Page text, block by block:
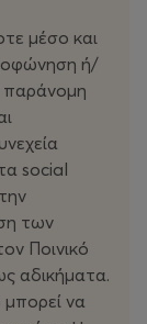
μέσο και
ή/
social
των
Ποινικό
αδικήματα.
να